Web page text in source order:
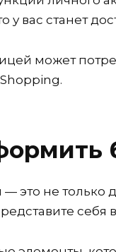
у вас станет
может
не только